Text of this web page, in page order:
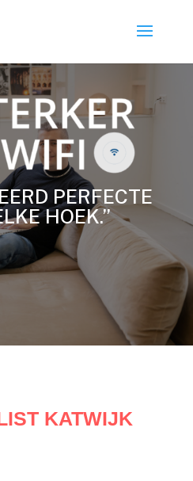
PERFECTE
HOEK.”
KATWIJK